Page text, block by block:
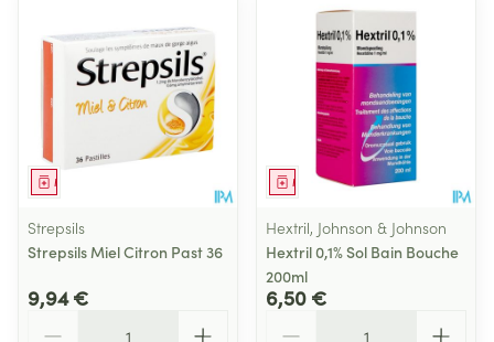
Médicament
Strepsils
Strepsils Miel Citron Past 36
9,94 €
Médicament
Hextril, Johnson & Johnson
Hextril 0,1% Sol Bain Bouche
200ml
6,50 €